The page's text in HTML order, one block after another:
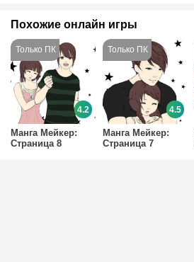
Похожие онлайн игры
Манга Мейкер:
Страница 8
4.2
Манга Мейкер:
Страница 7
4.5